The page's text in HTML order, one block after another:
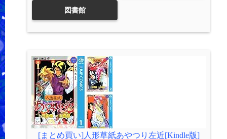
図書館
[まとめ買い]人形草紙あやつり左近[Kindle版]